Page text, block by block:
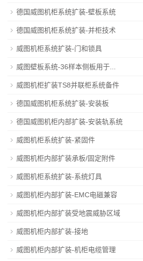
德国威图机柜系统扩装-壁板系统
德国威图机柜系统扩装-并柜技术
威图机柜系统扩装-门和锁具
威图壁板系统-36样本侧板用于...
威图机柜扩装TS8并联柜系统备件
德国威图机柜系统扩装-安装板
德国威图机柜内部扩装-安装轨系统
威图机柜系统扩装-紧固件
威图机柜内部扩装承板/固定附件
威图机柜系统扩装-系统灯具
威图机柜内部扩装-EMC电磁兼容
威图机柜内部扩装受地震威胁区域
威图机柜内部扩装-接地
威图机柜内部扩装-机柜电缆管理